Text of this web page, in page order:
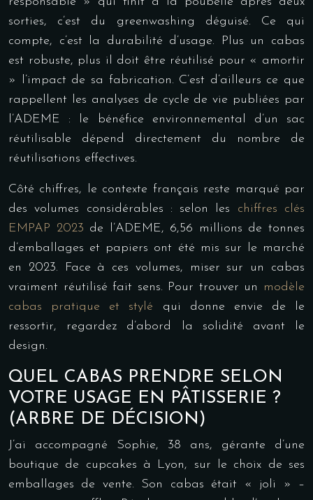
sorties, c’est du greenwashing déguisé. Ce qui
compte, c’est la durabilité d’usage. Plus un cabas
est robuste, plus il doit être réutilisé pour « amortir
» l’impact de sa fabrication. C’est d’ailleurs ce que
rappellent les analyses de cycle de vie publiées par
l’ADEME : le bénéfice environnemental d’un sac
réutilisable dépend directement du nombre de
réutilisations effectives.
Côté chiffres, le contexte français reste marqué par
des volumes considérables : selon les chiffres clés
EMPAP 2023 de l’ADEME, 6,56 millions de tonnes
d’emballages et papiers ont été mis sur le marché
en 2023. Face à ces volumes, miser sur un cabas
vraiment réutilisé fait sens. Pour trouver un
modèle
cabas pratique et stylé qui donne envie de le
ressortir, regardez d’abord la solidité avant le
design.
QUEL CABAS PRENDRE SELON
VOTRE USAGE EN PÂTISSERIE ?
(ARBRE DE DÉCISION)
J’ai accompagné Sophie, 38 ans, gérante d’une
boutique de cupcakes à Lyon, sur le choix de ses
emballages de vente. Son cabas était « joli » –